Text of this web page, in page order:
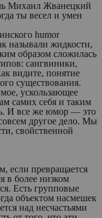
Михаил Жванецкий
ты весел и умен
humor
называли жидкости,
образом сложилась
сангвиники,
видите, понятие
существования.
ускользающее
самих себя и таким
И все же юмор — это
другое дело. Мы
свойственной
если превращается
в более низком
Есть групповые
объектом насмешек
над несчастьями